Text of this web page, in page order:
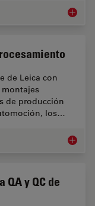
de Leica con
montajes
de producción
los…
y QC de